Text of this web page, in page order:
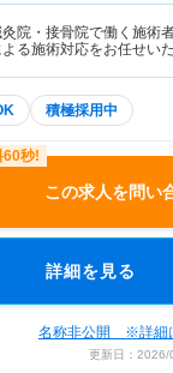
灸院・接骨院で働く施術
よる施術対応をお任せい
積極採用中
この求人を問い
詳細を見る
名称非公開 ※詳細
更新日：